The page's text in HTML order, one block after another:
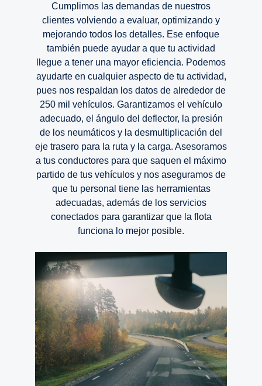
Cumplimos las demandas de nuestros
clientes volviendo a evaluar, optimizando y
mejorando todos los detalles. Ese enfoque
también puede ayudar a que tu actividad
llegue a tener una mayor eficiencia. Podemos
ayudarte en cualquier aspecto de tu actividad,
pues nos respaldan los datos de alrededor de
250 mil vehículos. Garantizamos el vehículo
adecuado, el ángulo del deflector, la presión
de los neumáticos y la desmultiplicación del
eje trasero para la ruta y la carga. Asesoramos
a tus conductores para que saquen el máximo
partido de tus vehículos y nos aseguramos de
que tu personal tiene las herramientas
adecuadas, además de los servicios
conectados para garantizar que la flota
funciona lo mejor posible.